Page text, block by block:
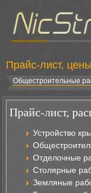
Прайс-лист, цены
Общестроительные
Прайс-лист,
Устройство
Отделочные
Столярные
Земляные